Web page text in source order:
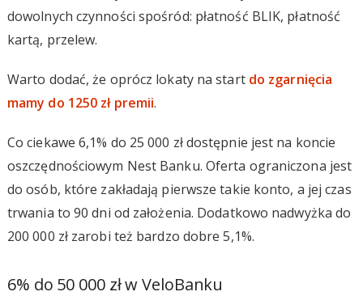
dowolnych czynności spośród: płatność BLIK, płatność
kartą, przelew.
Warto dodać, że oprócz lokaty na start do zgarnięcia
mamy do 1250 zł premii.
Co ciekawe 6,1% do 25 000 zł dostępnie jest na koncie
oszczędnościowym Nest Banku. Oferta ograniczona jest
do osób, które zakładają pierwsze takie konto, a jej czas
trwania to 90 dni od założenia. Dodatkowo nadwyżka do
200 000 zł zarobi też bardzo dobre 5,1%.
6% do 50 000 zł w VeloBanku